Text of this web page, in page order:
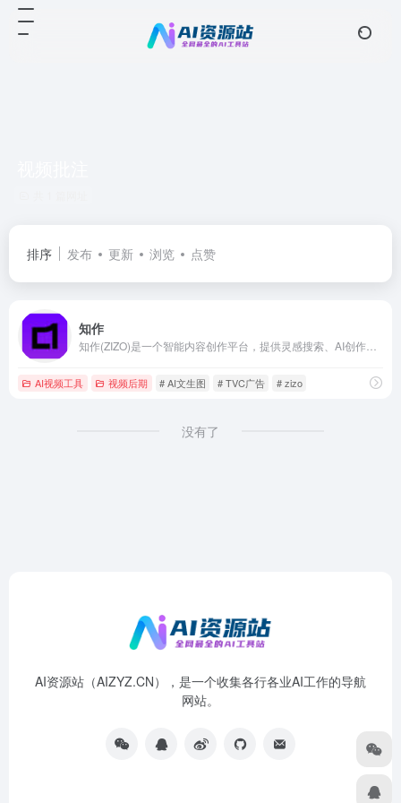
排序 发布 更新 浏览 点赞
知作
AI视频工具 视频后期 # AI文生图 # TVC广告 # zizo
没有了
AI资源站（AIZYZ.CN），是一个收集各行各业AI工作的导航
网站。